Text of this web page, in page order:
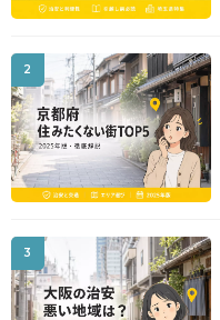
2
3